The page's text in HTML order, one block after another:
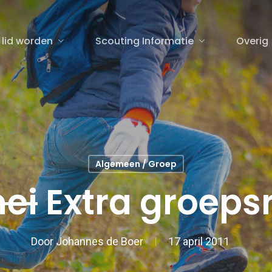
lid worden Scouting Informatie Overig
Algemeen / Groep
Extra
DoorJohannes de Boer 17 april 2011